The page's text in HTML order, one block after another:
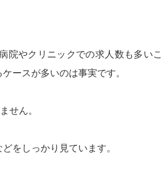
院やクリニックでの求人数も多いこ
ースが多いのは事実です。
せん。
をしっかり見ています。